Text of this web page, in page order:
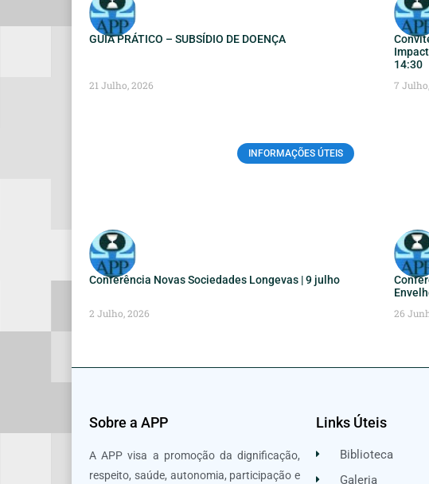
GUIA PRÁTICO – SUBSÍDIO DE DOENÇA
21 Julho, 2026
14:30
7
INFORMAÇÕES ÚTEIS
Conferência Novas Sociedades Longevas | 9 julho
2 Julho, 2026
26
Sobre a APP
A APP visa a promoção da dignificação,
respeito, saúde, autonomia, participação e
Links Úteis
Biblioteca
Galeria